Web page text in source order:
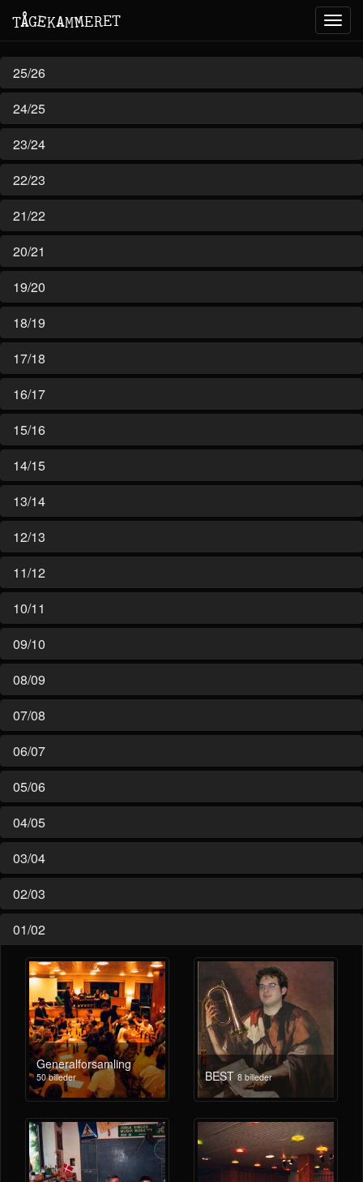
TÅGEKAMMERET
25/26
24/25
23/24
22/23
21/22
20/21
19/20
18/19
17/18
16/17
15/16
14/15
13/14
12/13
11/12
10/11
09/10
08/09
07/08
06/07
05/06
04/05
03/04
02/03
01/02
Generalforsamling
50 billeder BEST8 billeder